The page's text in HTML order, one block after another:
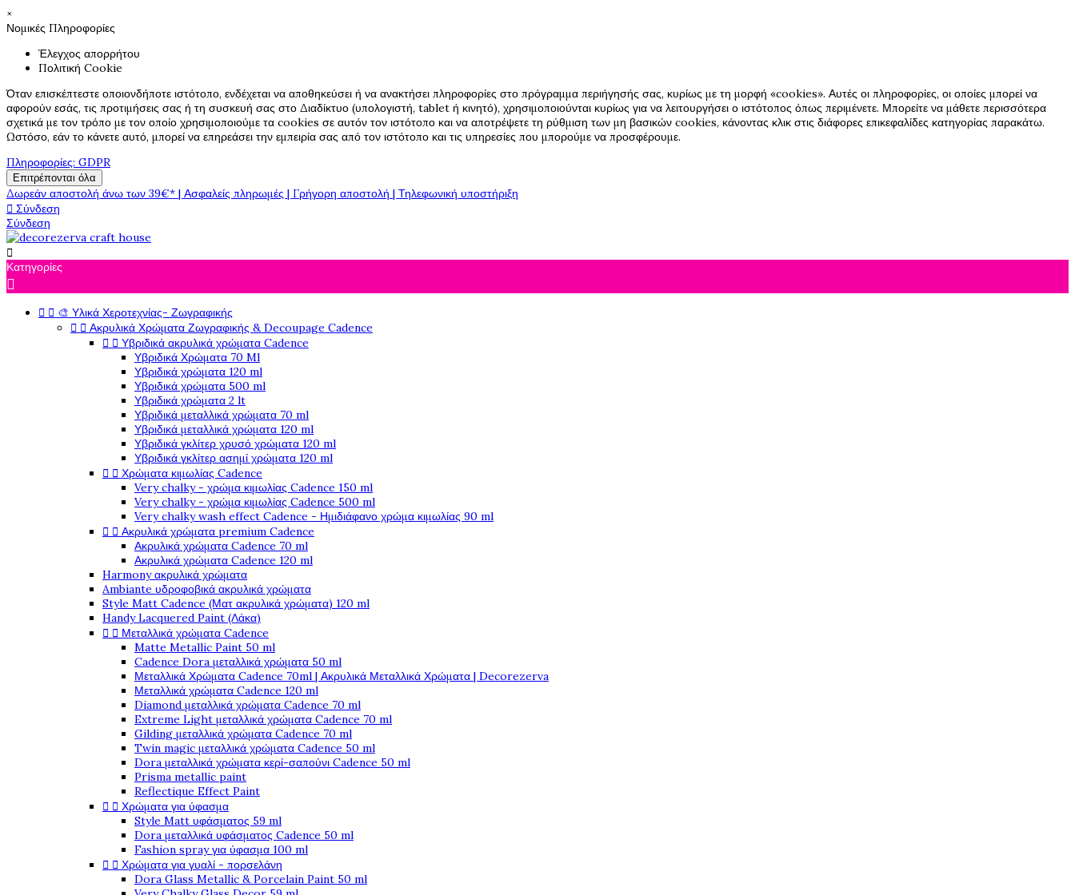
×
Νομικές Πληροφορίες
Έλεγχος απορρήτου
Πολιτική Cookie
Όταν επισκέπτεστε οποιονδήποτε ιστότοπο, ενδέχεται να αποθηκεύσει ή να ανακτήσει πληροφορίες στο πρόγραμμα περιήγησής σας, κυρίως με τη μορφή «cookies». Αυτές οι πληροφορίες, οι οποίες μπορεί να
αφορούν εσάς, τις προτιμήσεις σας ή τη συσκευή σας στο Διαδίκτυο (υπολογιστή, tablet ή κινητό), χρησιμοποιούνται κυρίως για να λειτουργήσει ο ιστότοπος όπως περιμένετε. Μπορείτε να μάθετε περισσότερα
σχετικά με τον τρόπο με τον οποίο χρησιμοποιούμε τα cookies σε αυτόν τον ιστότοπο και να αποτρέψετε τη ρύθμιση των μη βασικών cookies, κάνοντας κλικ στις διάφορες επικεφαλίδες κατηγορίας παρακάτω.
Ωστόσο, εάν το κάνετε αυτό, μπορεί να επηρεάσει την εμπειρία σας από τον ιστότοπο και τις υπηρεσίες που μπορούμε να προσφέρουμε.
Πληροφορίες: GDPR
Επιτρέπονται όλα
Δωρεάν αποστολή άνω των 39€* | Ασφαλείς πληρωμές | Γρήγορη αποστολή | Τηλεφωνική υποστήριξη
 Σύνδεση
Σύνδεση

Κατηγορίες

  🎨 Υλικά Χεροτεχνίας- Ζωγραφικής
  Ακρυλικά Χρώματα Ζωγραφικής & Decoupage Cadence
  Υβριδικά ακρυλικά χρώματα Cadence
Υβριδικά Χρώματα 70 Ml
Υβριδικά χρώματα 120 ml
Υβριδικά χρώματα 500 ml
Υβριδικά χρώματα 2 lt
Υβριδικά μεταλλικά χρώματα 70 ml
Υβριδικά μεταλλικά χρώματα 120 ml
Υβριδικά γκλίτερ χρυσό χρώματα 120 ml
Υβριδικά γκλίτερ ασημί χρώματα 120 ml
  Χρώματα κιμωλίας Cadence
Very chalky - χρώμα κιμωλίας Cadence 150 ml
Very chalky - χρώμα κιμωλίας Cadence 500 ml
Very chalky wash effect Cadence - Ημιδιάφανο χρώμα κιμωλίας 90 ml
  Ακρυλικά χρώματα premium Cadence
Ακρυλικά χρώματα Cadence 70 ml
Ακρυλικά χρώματα Cadence 120 ml
Harmony ακρυλικά χρώματα
Ambiante υδροφοβικά ακρυλικά χρώματα
Style Matt Cadence (Ματ ακρυλικά χρώματα) 120 ml
Handy Lacquered Paint (Λάκα)
  Μεταλλικά χρώματα Cadence
Matte Metallic Paint 50 ml
Cadence Dora μεταλλικά χρώματα 50 ml
Μεταλλικά Χρώματα Cadence 70ml | Ακρυλικά Μεταλλικά Χρώματα | Decorezerva
Μεταλλικά χρώματα Cadence 120 ml
Diamond μεταλλικά χρώματα Cadence 70 ml
Extreme Light μεταλλικά χρώματα Cadence 70 ml
Gilding μεταλλικά χρώματα Cadence 70 ml
Twin magic μεταλλικά χρώματα Cadence 50 ml
Dora μεταλλικά χρώματα κερί-σαπούνι Cadence 50 ml
Prisma metallic paint
Reflectique Effect Paint
  Χρώματα για ύφασμα
Style Matt υφάσματος 59 ml
Dora μεταλλικά υφάσματος Cadence 50 ml
Fashion spray για ύφασμα 100 ml
  Χρώματα για γυαλί - πορσελάνη
Dora Glass Metallic & Porcelain Paint 50 ml